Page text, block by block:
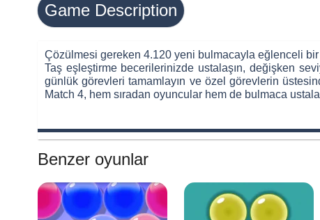
Game Description
Çözülmesi gereken 4.120 yeni bulmacayla eğlenceli bir
Taş eşleştirme becerilerinizde ustalaşın, değişken
günlük görevleri tamamlayın ve özel görevlerin
Match 4, hem sıradan oyuncular hem de bulmaca
Benzer oyunlar